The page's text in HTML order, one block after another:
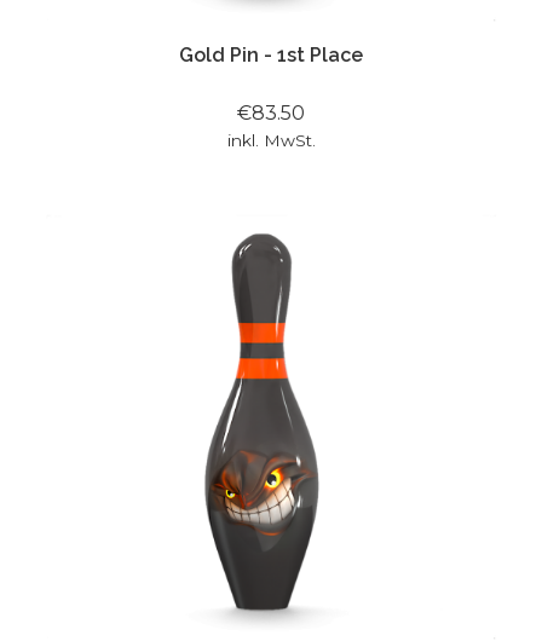
Gold Pin - 1st Place
€83.50
inkl. MwSt.